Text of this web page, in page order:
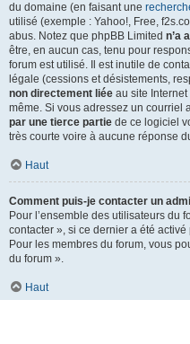
du domaine (en faisant une
utilisé (exemple : Yahoo!, Free,
abus. Notez que phpBB Limited n’a
être, en aucun cas, tenu pour
forum est utilisé. Il est inutile de
légale (cessions et désistements,
non directement liée au site
même. Si vous adressez un courriel
par une tierce partie de ce logiciel
très courte voire à aucune réponse
Haut
Comment puis-je contacter un
Pour l’ensemble des utilisateurs du
contacter », si ce dernier a été
Pour les membres du forum, vous
du forum ».
Haut